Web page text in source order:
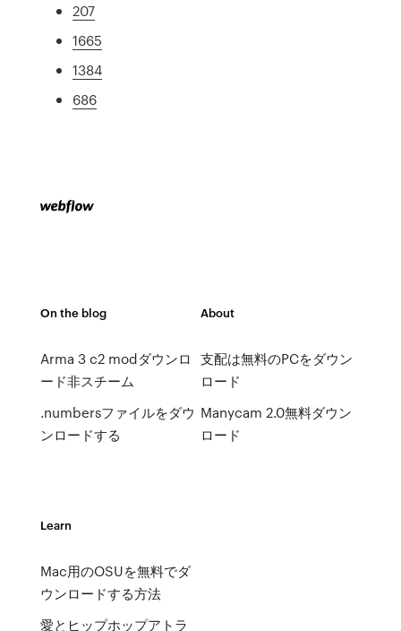
207
1665
1384
686
On the blog
Arma 3 c2 modダウンロ
ード非スチーム
.nu​​mbersファイルをダウ
ンロードする
About
支配は無料のPCをダウン
ロード
Manycam 2.0無料ダウン
ロード
Learn
Mac用のOSUを無料でダ
ウンロードする方法
愛とヒップホップアトラ